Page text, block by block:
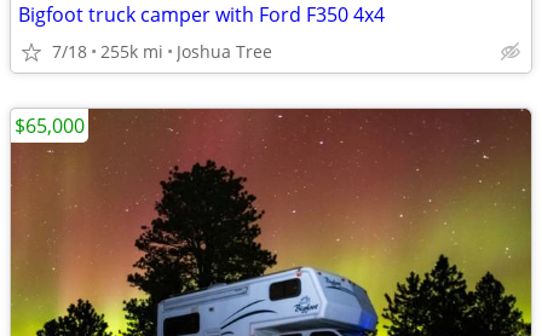
Bigfoot truck camper with Ford F350 4x4
7/18 255k mi Joshua Tree
$65,000